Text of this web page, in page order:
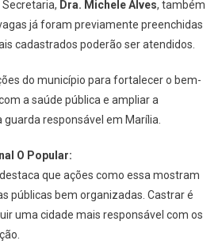
Dra. Michele Alves, também
já foram previamente preenchidas
cadastrados poderão ser atendidos.
do município para fortalecer o bem-
a saúde pública e ampliar a
responsável em Marília.
O Popular:
destaca que ações como essa mostram
públicas bem organizadas. Castrar é
uma cidade mais responsável com os